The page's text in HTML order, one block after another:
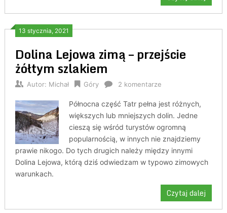
13 stycznia, 2021
Dolina Lejowa zimą – przejście
żółtym szlakiem
Autor: Michał Góry 2 komentarze
Północna część Tatr pełna jest różnych,
większych lub mniejszych dolin. Jedne
cieszą się wśród turystów ogromną
popularnością, w innych nie znajdziemy
prawie nikogo. Do tych drugich należy między innymi
Dolina Lejowa, którą dziś odwiedzam w typowo zimowych
warunkach.
Czytaj dalej